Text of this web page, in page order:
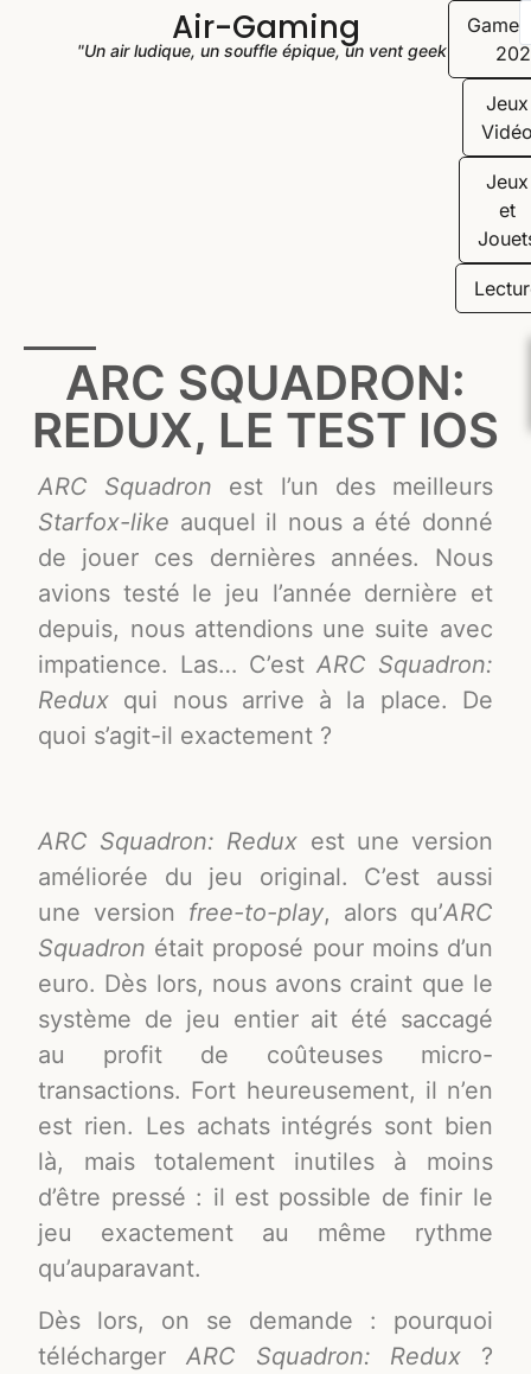
Air-Gaming
"Un air ludique, un souffle épique, un vent geek"
Jeux
Jeux
et
ARC SQUADRON:
REDUX, LE TEST IOS
ARC Squadron est l’un des meilleurs
Starfox-like auquel il nous a été donné
de jouer ces dernières années. Nous
avions testé le jeu l’année dernière et
depuis, nous attendions une suite avec
impatience. Las… C’est ARC Squadron:
Redux qui nous arrive à la place. De
quoi s’agit-il exactement ?
ARC Squadron: Redux est une version
améliorée du jeu original. C’est aussi
une version free-to-play, alors qu’ARC
Squadron était proposé pour moins d’un
euro. Dès lors, nous avons craint que le
système de jeu entier ait été saccagé
au profit de coûteuses micro-
transactions. Fort heureusement, il n’en
est rien. Les achats intégrés sont bien
là, mais totalement inutiles à moins
d’être pressé : il est possible de finir le
jeu exactement au même rythme
qu’auparavant.
Dès lors, on se demande : pourquoi
télécharger ARC Squadron: Redux ?